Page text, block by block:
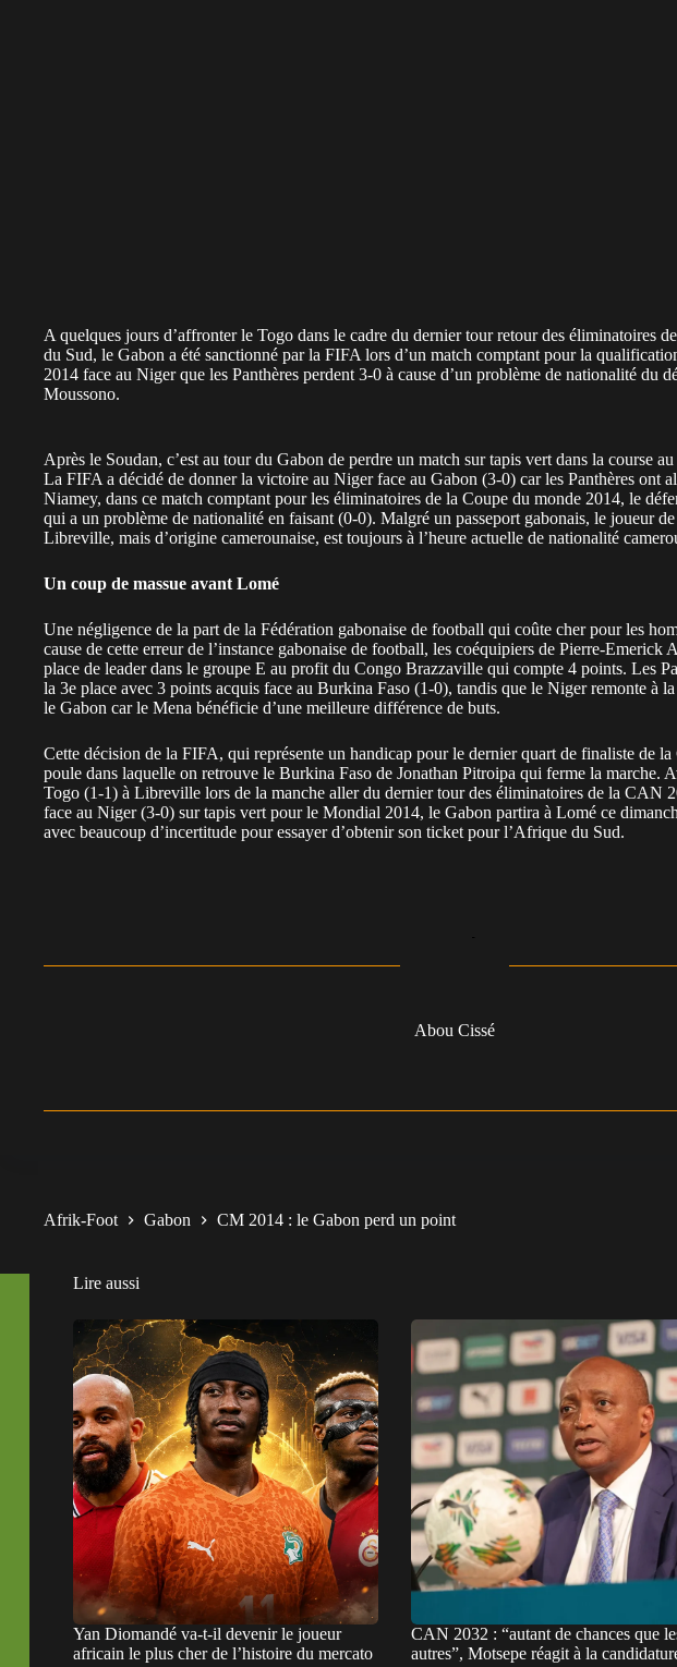
A quelques jours d’affronter le Togo dans le cadre du dernier tour retour des éliminatoires
du Sud, le Gabon a été sanctionné par la FIFA lors d’un match comptant pour la
2014 face au Niger que les Panthères perdent 3-0 à cause d’un problème de nationalité du
Moussono.
Après le Soudan, c’est au tour du Gabon de perdre un match sur tapis vert dans la course
La FIFA a décidé de donner la victoire au Niger face au Gabon (3-0) car les Panthères ont
Niamey, dans ce match comptant pour les éliminatoires de la Coupe du monde 2014, le
qui a un problème de nationalité en faisant (0-0). Malgré un passeport gabonais, le joueur
Libreville, mais d’origine camerounaise, est toujours à l’heure actuelle de nationalité
Un coup de massue avant Lomé
Une négligence de la part de la Fédération gabonaise de football qui coûte cher pour les
cause de cette erreur de l’instance gabonaise de football, les coéquipiers de Pierre-Emerick
place de leader dans le groupe E au profit du Congo Brazzaville qui compte 4 points. Les
la 3e place avec 3 points acquis face au Burkina Faso (1-0), tandis que le Niger remonte à
le Gabon car le Mena bénéficie d’une meilleure différence de buts.
Cette décision de la FIFA, qui représente un handicap pour le dernier quart de finaliste de
poule dans laquelle on retrouve le Burkina Faso de Jonathan Pitroipa qui ferme la marche.
Togo (1-1) à Libreville lors de la manche aller du dernier tour des éliminatoires de la CAN
face au Niger (3-0) sur tapis vert pour le Mondial 2014, le Gabon partira à Lomé ce
avec beaucoup d’incertitude pour essayer d’obtenir son ticket pour l’Afrique du Sud.
Abou Cissé
Afrik-Foot Gabon CM 2014 : le Gabon perd un point
Lire aussi
Yan Diomandé va-t-il devenir le joueur
africain le plus cher de l’histoire du mercato
CAN 2032 : “autant de chances que
autres”, Motsepe réagit à la